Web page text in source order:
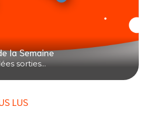
la Semaine
sorties...
LUS